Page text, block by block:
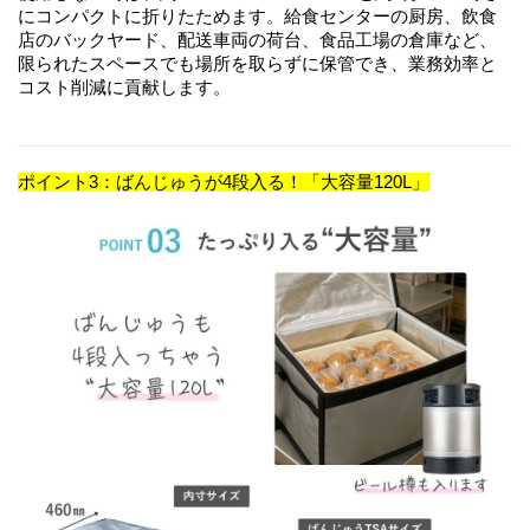
にコンパクトに折りたためます。給食センターの厨房、飲食
店のバックヤード、配送車両の荷台、食品工場の倉庫など、
限られたスペースでも場所を取らずに保管でき、業務効率と
コスト削減に貢献します。
ポイント3：ばんじゅうが4段入る！「大容量120L」